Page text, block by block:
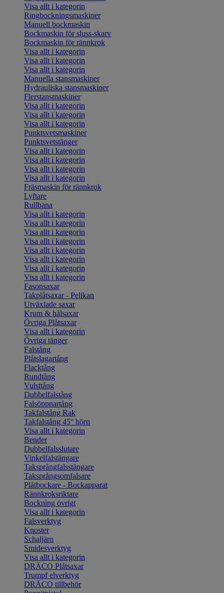
Visa allt i kategorin
Ringbockningsmaskiner
Manuell bockmaskin
Bockmaskin för sluss-skarv
Bockmaskin för rännkrok
Visa allt i kategorin
Visa allt i kategorin
Visa allt i kategorin
Manuella stansmaskiner
Hydrauliska stansmaskiner
Flerstansmaskiner
Visa allt i kategorin
Visa allt i kategorin
Visa allt i kategorin
Punktsvetsmaskiner
Punktsvetstänger
Visa allt i kategorin
Visa allt i kategorin
Visa allt i kategorin
Visa allt i kategorin
Fräsmaskin för rännkrok
Lyftare
Rullbana
Visa allt i kategorin
Visa allt i kategorin
Visa allt i kategorin
Visa allt i kategorin
Visa allt i kategorin
Visa allt i kategorin
Visa allt i kategorin
Visa allt i kategorin
Fasonsaxar
Takplåtsaxar - Pelikan
Utväxlade saxar
Krum & hålsaxar
Övriga Plåtsaxar
Visa allt i kategorin
Övriga tänger
Falstång
Plåtslagartång
Flacktång
Rundtång
Vulsttång
Dubbelfalstång
Falsöppnartång
Takfalstång Rak
Takfalstång 45° hörn
Visa allt i kategorin
Bender
Dubbelfalsslutare
Vinkelfalstängare
Taksprångfalsstängare
Taksprångsomfalsare
Plåtbockare - Bockapparat
Rännkroksriktare
Bockning övrigt
Visa allt i kategorin
Falsverktyg
Knoster
Schaljärn
Smidesverktyg
Visa allt i kategorin
DRÄCO Plåtsaxar
Trumpf elverktyg
DRÄCO tillbehör